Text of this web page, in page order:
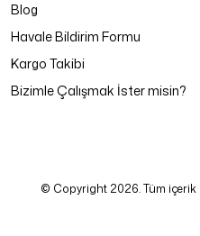
Blog
Havale Bildirim Formu
Kargo Takibi
Bizimle Çalışmak İster misin?
© Copyright 2026. Tüm içerik